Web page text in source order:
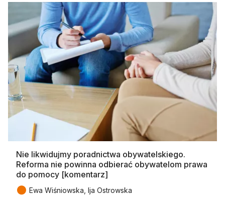
Nie likwidujmy poradnictwa obywatelskiego.
Reforma nie powinna odbierać obywatelom prawa
do pomocy [komentarz]
● Ewa Wiśniowska, Ija Ostrowska